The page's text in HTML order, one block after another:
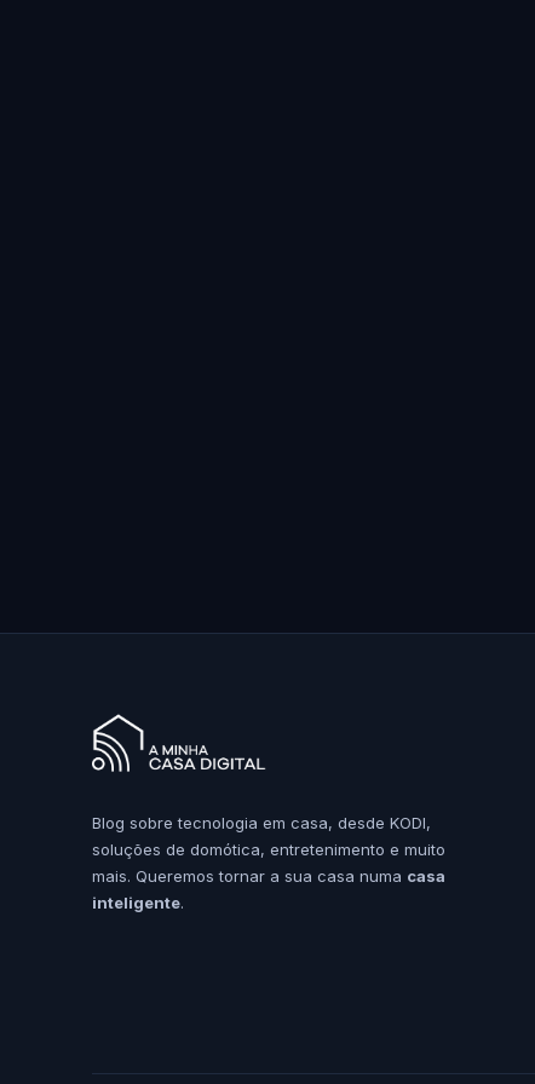
Blog sobre tecnologia em casa, desde KODI,
soluções de domótica, entretenimento e muito
mais. Queremos tornar a sua casa numa casa
inteligente.